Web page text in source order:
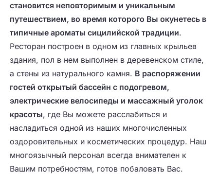
становится неповторимым и уникальным
путешествием, во время которого Вы окунетесь в
типичные ароматы сицилийской традиции.
Ресторан построен в одном из главных крыльев
здания, пол в нем выполнен в деревенском стиле,
а стены из натурального камня. В распоряжении
гостей открытый бассейн с подогревом,
электрические велосипеды и массажный уголок
красоты, где Вы можете расслабиться и
насладиться одной из наших многочисленных
оздоровительных и косметических процедур. Наш
многоязычный персонал всегда внимателен к
Вашим потребностям, готов побаловать Вас.